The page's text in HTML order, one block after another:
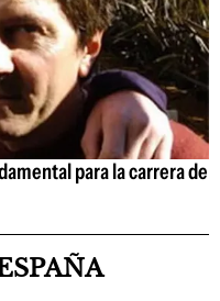
para la carrera de